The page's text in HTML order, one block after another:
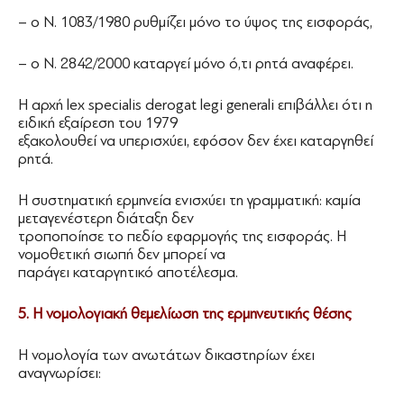
– ο Ν. 1083/1980 ρυθμίζει μόνο το ύψος της εισφοράς,
– ο Ν. 2842/2000 καταργεί μόνο ό,τι ρητά αναφέρει.
Η αρχή lex specialis derogat legi generali επιβάλλει ότι η
ειδική εξαίρεση του 1979
εξακολουθεί να υπερισχύει, εφόσον δεν έχει καταργηθεί
ρητά.
Η συστηματική ερμηνεία ενισχύει τη γραμματική: καμία
μεταγενέστερη διάταξη δεν
τροποποίησε το πεδίο εφαρμογής της εισφοράς. Η
νομοθετική σιωπή δεν μπορεί να
παράγει καταργητικό αποτέλεσμα.
5. Η νομολογιακή θεμελίωση της ερμηνευτικής θέσης
Η νομολογία των ανωτάτων δικαστηρίων έχει
αναγνωρίσει: